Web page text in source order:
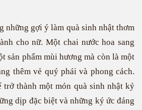
những gợi ý làm quà sinh nhật thơm
cho nữ. Một chai nước hoa sang
sản phẩm mùi hương mà còn là một
thêm vẻ quý phái và phong cách.
trở thành một món quà sinh nhật kỷ
dịp đặc biệt và những ký ức đáng